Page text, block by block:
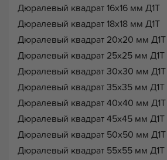
Дюралевый квадрат 16х16 мм Д1Т
Дюралевый квадрат 18х18 мм Д1Т
Дюралевый квадрат 20х20 мм Д1Т
Дюралевый квадрат 25х25 мм Д1Т
Дюралевый квадрат 30х30 мм Д1Т
Дюралевый квадрат 35х35 мм Д1Т
Дюралевый квадрат 40х40 мм Д1Т
Дюралевый квадрат 45х45 мм Д1Т
Дюралевый квадрат 50х50 мм Д1Т
Дюралевый квадрат 55х55 мм Д1Т